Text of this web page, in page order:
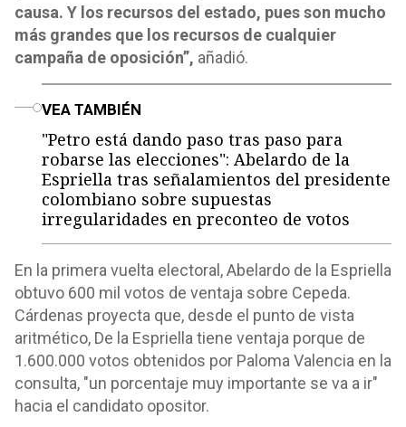
causa. Y los recursos del estado, pues son mucho
más grandes que los recursos de cualquier
campaña de oposición”, añadió.
VEA TAMBIÉN
"Petro está dando paso tras paso para
robarse las elecciones": Abelardo de la
Espriella tras señalamientos del presidente
colombiano sobre supuestas
irregularidades en preconteo de votos
En la primera vuelta electoral, Abelardo de la Espriella
obtuvo 600 mil votos de ventaja sobre Cepeda.
Cárdenas proyecta que, desde el punto de vista
aritmético, De la Espriella tiene ventaja porque de
1.600.000 votos obtenidos por Paloma Valencia en la
consulta, "un porcentaje muy importante se va a ir"
hacia el candidato opositor.